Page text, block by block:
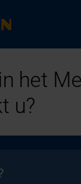
het
u?